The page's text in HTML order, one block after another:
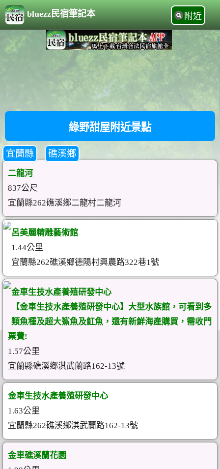
bluezz民宿筆記本 附近
綠野甜屋附近景點
宜蘭縣 礁溪鄉
二龍河
837公尺
宜蘭縣262礁溪鄉二龍村二龍河
呂美麗精雕藝術館
1.44公里
宜蘭縣262礁溪鄉德陽村興農路322巷1號
金車生技水產養殖研發中心
【金車生技水產養殖研發中心】大型水族館，可看到多
類魚種及超大鯊魚及魟魚，還有新鮮海產購買，需收門
票費!
1.57公里
宜蘭縣礁溪鄉淇武蘭路162-13號
金車生技水產養殖研發中心
1.63公里
宜蘭縣262礁溪鄉淇武蘭路162-13號
金車礁溪蘭花園